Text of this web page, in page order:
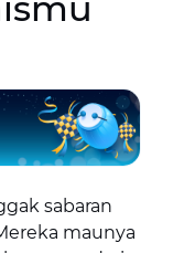
sabaran
maunya